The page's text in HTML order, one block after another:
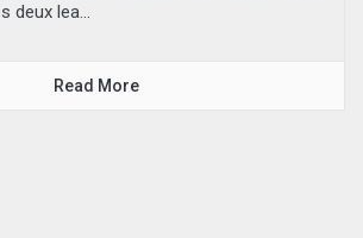
deux lea...
Read More